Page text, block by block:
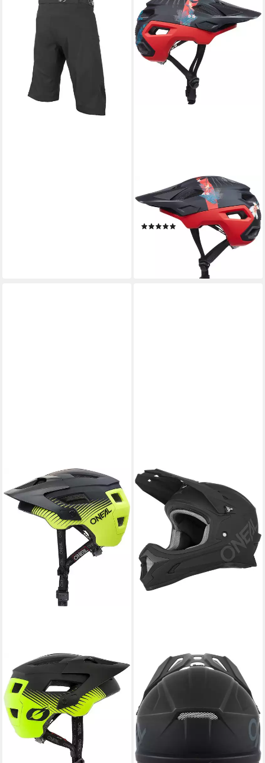
Fahrradhose
109,99 €
lieferbar - in 4-5 Werktagen bei dir
O’NEAL
Allroundhelm Trailfinder Rio
V.22 Fahrradhelm
(1)
89,99 €
lieferbar - in 2-3 Werktagen bei dir